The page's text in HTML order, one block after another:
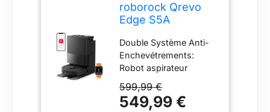
roborock Qrevo
Edge S5A
18500 Pa, ChÃssis
AdaptiLift
Double Système Anti-
Enchevétrements:
Robot aspirateur
conçus avec une
technologie de pointe,
la brosse principale
599,99 €
549,99 €